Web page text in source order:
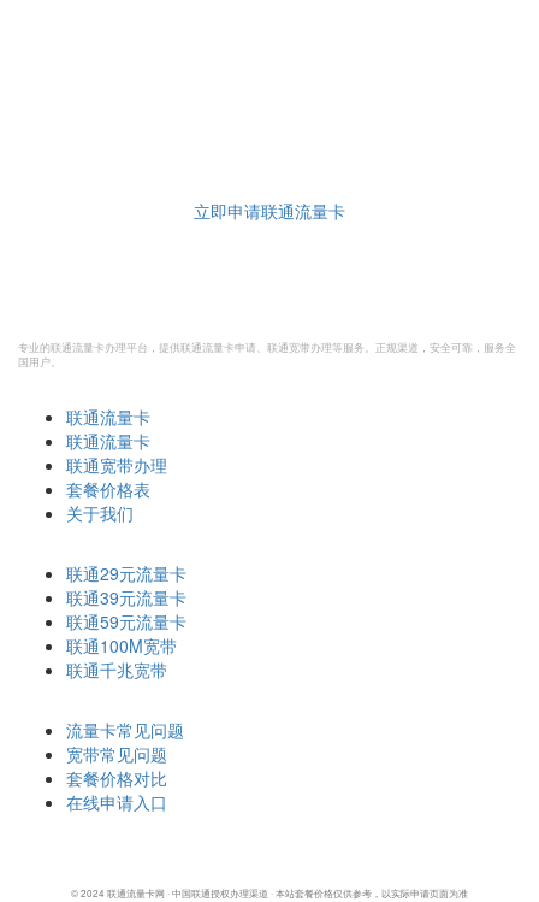
立即申请联通流量卡
专业的联通流量卡办理平台，提供联通流量卡申请、联通宽带办理等服务。正规渠道，安全可靠，服务全
国用户。
联通流量卡
联通流量卡
联通宽带办理
套餐价格表
关于我们
联通29元流量卡
联通39元流量卡
联通59元流量卡
联通100M宽带
联通千兆宽带
流量卡常见问题
宽带常见问题
套餐价格对比
在线申请入口
© 2024 联通流量卡网 · 中国联通授权办理渠道 · 本站套餐价格仅供参考，以实际申请页面为准